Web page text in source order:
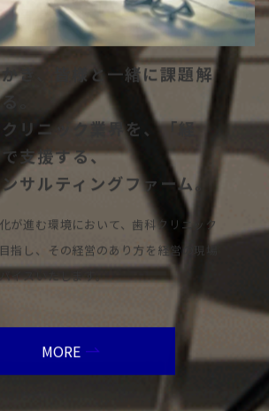
き、皆様と一緒に課題解
。
リニック業界を、「経
支援する、
ンサルティングファーム。
が進む環境において、歯科クリニック
指し、その経営のあり方を経営の現場
イスいたします。
MORE